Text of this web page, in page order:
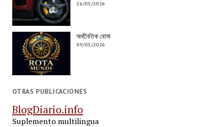
26/05/2026
অর্থনৈতিক বোমা
09/05/2026
OTRAS PUBLICACIONES
BlogDiario.info
Suplemento multilingua